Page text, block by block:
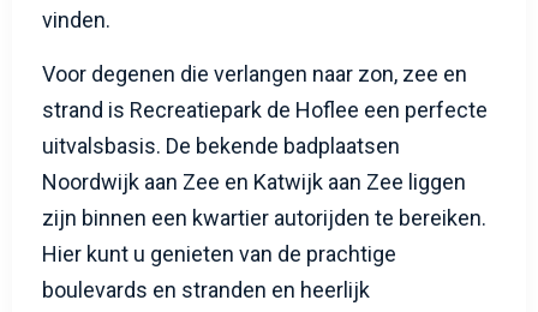
vinden.
Voor degenen die verlangen naar zon, zee en
strand is Recreatiepark de Hoflee een perfecte
uitvalsbasis. De bekende badplaatsen
Noordwijk aan Zee en Katwijk aan Zee liggen
zijn binnen een kwartier autorijden te bereiken.
Hier kunt u genieten van de prachtige
boulevards en stranden en heerlijk